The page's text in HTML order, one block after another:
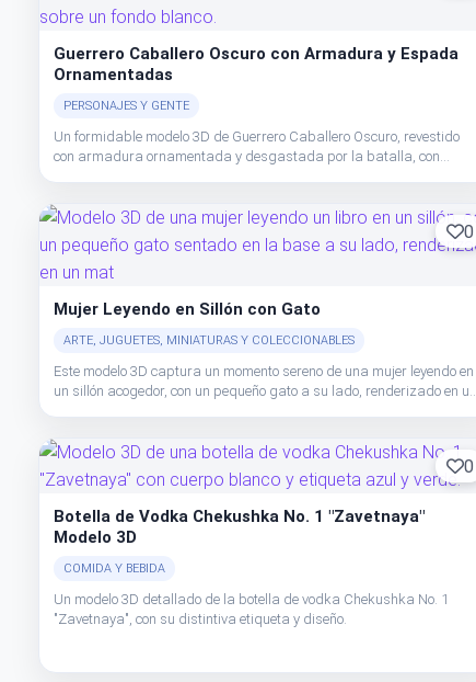
Guerrero Caballero Oscuro con Armadura y Espada
Ornamentadas
PERSONAJES Y GENTE
Un formidable modelo 3D de Guerrero Caballero Oscuro, revestido
con armadura ornamentada y desgastada por la batalla, con
0
Mujer Leyendo en Sillón con Gato
ARTE, JUGUETES, MINIATURAS Y COLECCIONABLES
Este modelo 3D captura un momento sereno de una mujer leyendo en
un sillón acogedor, con un pequeño gato a su lado, renderizado en un
0
Botella de Vodka Chekushka No. 1 "Zavetnaya"
Modelo 3D
COMIDA Y BEBIDA
Un modelo 3D detallado de la botella de vodka Chekushka No. 1
"Zavetnaya", con su distintiva etiqueta y diseño.